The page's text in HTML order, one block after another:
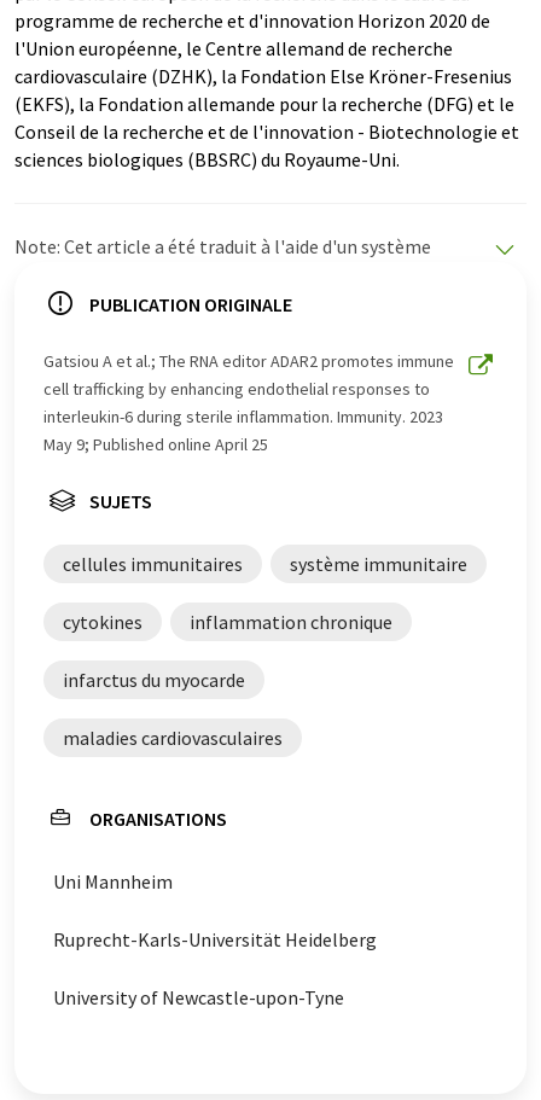
programme de recherche et d'innovation Horizon 2020 de
l'Union européenne, le Centre allemand de recherche
cardiovasculaire (DZHK), la Fondation Else Kröner-Fresenius
(EKFS), la Fondation allemande pour la recherche (DFG) et le
Conseil de la recherche et de l'innovation - Biotechnologie et
sciences biologiques (BBSRC) du Royaume-Uni.
Note: Cet article a été traduit à l'aide d'un système
propose ces traductions automatiques pour présenter
été traduit avec traduction automatique, il est possible
qu'il contienne des erreurs de vocabulaire, de syntaxe ou
de grammaire. L'article original dans Anglais peut être
trouvéici .
PUBLICATION ORIGINALE
Gatsiou A et al.; The RNA editor ADAR2 promotes immune
cell trafficking by enhancing endothelial responses to
interleukin-6 during sterile inflammation. Immunity. 2023
May 9; Published online April 25
SUJETS
cellules immunitaires système immunitaire
cytokines inflammation chronique
infarctus du myocarde
maladies cardiovasculaires
ORGANISATIONS
Uni Mannheim
Ruprecht-Karls-Universität Heidelberg
University of Newcastle-upon-Tyne